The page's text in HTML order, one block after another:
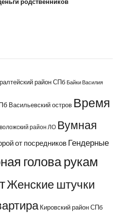
район СПб Байки Василия
Васильевский остров Время
район ЛО Вумная
от посредников Гендерные
голова рукам
Женские штучки
Кировский район СПб